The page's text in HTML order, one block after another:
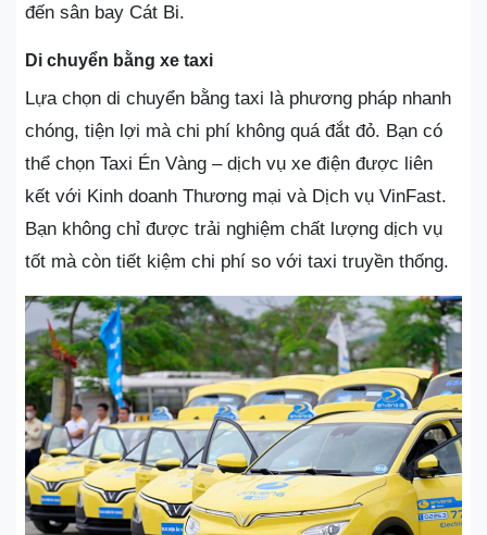
đến sân bay Cát Bi.
Di chuyển bằng xe taxi
Lựa chọn di chuyển bằng taxi là phương pháp nhanh
chóng, tiện lợi mà chi phí không quá đắt đỏ. Bạn có
thể chọn Taxi Én Vàng – dịch vụ xe điện được liên
kết với Kinh doanh Thương mại và Dịch vụ VinFast.
Bạn không chỉ được trải nghiệm chất lượng dịch vụ
tốt mà còn tiết kiệm chi phí so với taxi truyền thống.